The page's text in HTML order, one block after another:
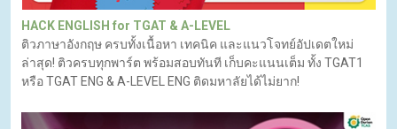
HACK ENGLISH for TGAT & A-LEVEL
ติวภาษาอังกฤษ ครบทั้งเนื้อหา เทคนิค และแนวโจทย์อัปเดตใหม่
ล่าสุด! ติวครบทุกพาร์ต พร้อมสอบทันที เก็บคะแนนเต็ม ทั้ง TGAT1
หรือ TGAT ENG & A-LEVEL ENG ติดมหาลัยได้ไม่ยาก!